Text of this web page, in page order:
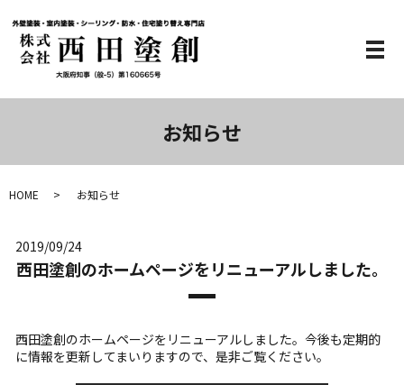
メ
お知らせ
HOME お知らせ
2019/09/24
西田塗創のホームページをリニューアルしました。
西田塗創のホームページをリニューアルしました。今後も定期的
に情報を更新してまいりますので、是非ご覧ください。